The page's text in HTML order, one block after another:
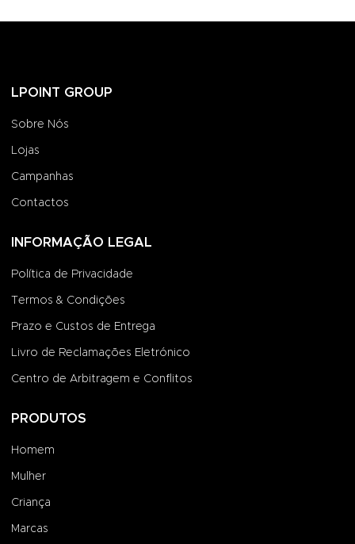
LPOINT GROUP
Sobre Nós
Lojas
Campanhas
Contactos
INFORMAÇÃO LEGAL
Política de Privacidade
Termos & Condições
Prazo e Custos de Entrega
Livro de Reclamações Eletrónico
Centro de Arbitragem e Conflitos
PRODUTOS
Homem
Mulher
Criança
Marcas